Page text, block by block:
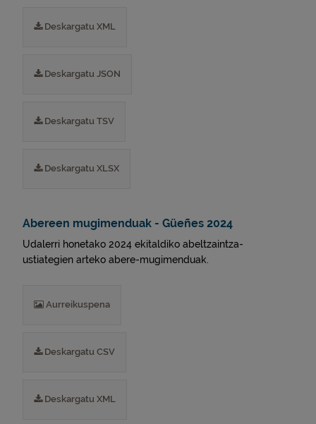
Deskargatu XML
Deskargatu JSON
Deskargatu TSV
Deskargatu XLSX
Abereen mugimenduak - Güeñes 2024
Udalerri honetako 2024 ekitaldiko abeltzaintza-
ustiategien arteko abere-mugimenduak.
Aurreikuspena
Deskargatu CSV
Deskargatu XML